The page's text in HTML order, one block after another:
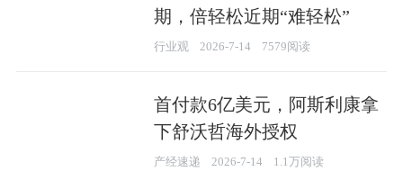
期，倍轻松近期“难轻松”
行业观 2026-7-14 7579阅读
首付款6亿美元，阿斯利康拿
下舒沃哲海外授权
产经速递 2026-7-14 1.1万阅读